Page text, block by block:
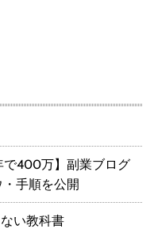
で400万】副業ブログ
手順を公開
い教科書